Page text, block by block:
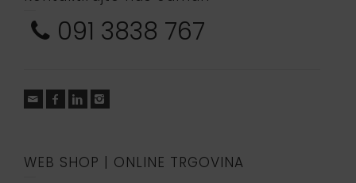
091 3838 767
WEB SHOP | ONLINE TRGOVINA